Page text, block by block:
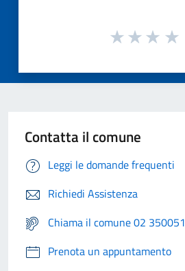
Contatta il comune
Leggi le domande frequenti
Richiedi Assistenza
Chiama il comune 02 350051
Prenota un appuntamento